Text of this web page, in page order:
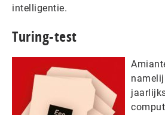
intelligentie.
Turing-test